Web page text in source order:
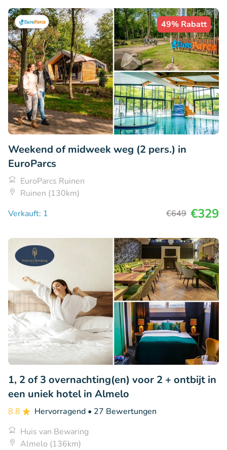
49% Rabatt
Weekend of midweek weg (2 pers.) in
EuroParcs
EuroParcs Ruinen
Ruinen (130km)
Verkauft: 1
€649 €329
1, 2 of 3 overnachting(en) voor 2 + ontbijt in
een uniek hotel in Almelo
8.8 Hervorragend • 27 Bewertungen
Huis van Bewaring
Almelo (136km)